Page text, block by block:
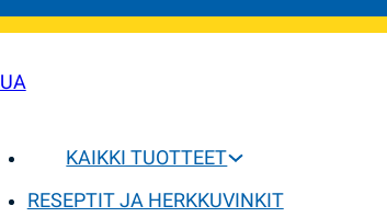
UA
KAIKKI TUOTTEET
RESEPTIT JA HERKKUVINKIT